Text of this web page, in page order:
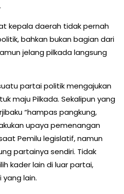
kepala daerah tidak pernah
bahkan bukan bagian dari
jelang pilkada langsung
partai politik mengajukan
maju Pilkada. Sekalipun yang
“hampas pangkung,
upaya pemenangan
Pemilu legislatif, namun
partainya sendiri. Tidak
kader lain di luar partai,
lain.